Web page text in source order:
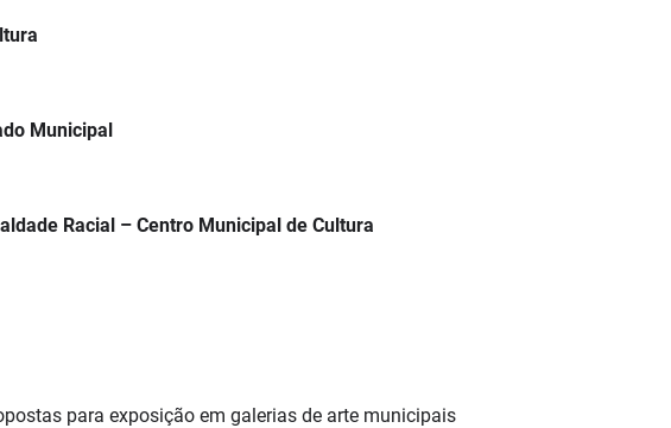
Municipal
Racial – Centro Municipal de Cultura
para exposição em galerias de arte municipais